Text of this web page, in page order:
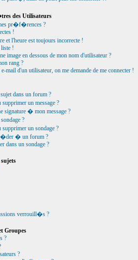
des Utilisateurs
pr�f�rences ?
!
et l'heure est toujours incorrecte !
liste !
image en dessous de mon nom d'utilisateur ?
rang ?
mail d'un utilisateur, on me demande de me connecter !
dans un forum ?
un message ?
signature � mon message ?
?
un sondage ?
� un forum ?
dans un sondage ?
verrouill�s ?
Groupes
?
?